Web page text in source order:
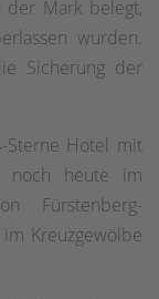
Mark belegt,
wurden.
Sicherung der
Sterne Hotel mit
noch heute im
Fürstenberg-
Kreuzgewölbe